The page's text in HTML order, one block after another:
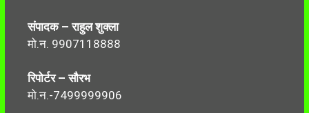
संपादक – राहुल शुक्ला
मो.न. 9907118888
रिपोर्टर – सौरभ
मो.न.-7499999906